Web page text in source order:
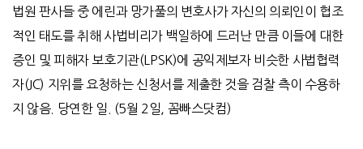
법원 판사들 중 에린과 망가풀의 변호사가 자신의 의뢰인이 협조
적인 태도를 취해 사법비리가 백일하에 드러난 만큼 이들에 대한
증인 및 피해자 보호기관(LPSK)에 공익제보자 비슷한 사법협력
자(JC) 지위를 요청하는 신청서를 제출한 것을 검찰 측이 수용하
지 않음. 당연한 일 . (5월 2일 꼼빠스닷컴)